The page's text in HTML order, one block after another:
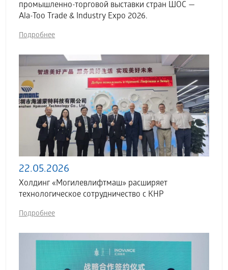
промышленно-торговой выставки стран ШОС —
Ala-Too Trade & Industry Expo 2026.
Подробнее
22.05.2026
Холдинг «Могилевлифтмаш» расширяет
технологическое сотрудничество с КНР
Подробнее